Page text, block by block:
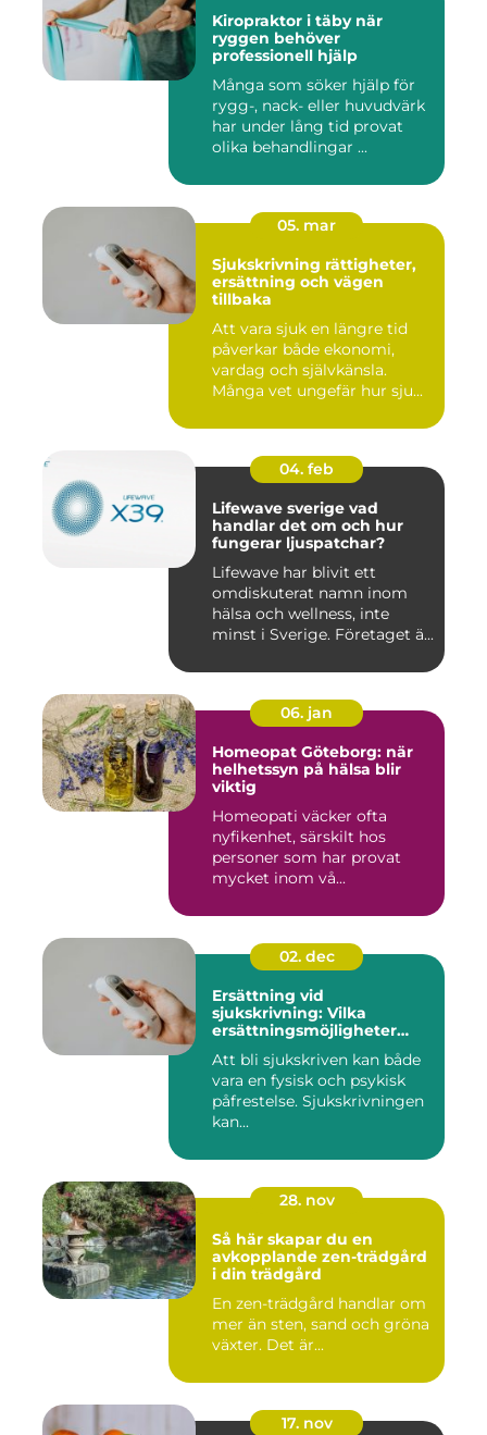
Kiropraktor i täby när
ryggen behöver
professionell hjälp
Många som söker hjälp för
rygg-, nack- eller huvudvärk
har under lång tid provat
olika behandlingar ...
05. mar
Sjukskrivning rättigheter,
ersättning och vägen
tillbaka
Att vara sjuk en längre tid
påverkar både ekonomi,
vardag och självkänsla.
Många vet ungefär hur sju...
04. feb
Lifewave sverige vad
handlar det om och hur
fungerar ljuspatchar?
Lifewave har blivit ett
omdiskuterat namn inom
hälsa och wellness, inte
minst i Sverige. Företaget ä...
06. jan
Homeopat Göteborg: när
helhetssyn på hälsa blir
viktig
Homeopati väcker ofta
nyfikenhet, särskilt hos
personer som har provat
mycket inom vå...
02. dec
Ersättning vid
sjukskrivning: Vilka
ersättningsmöjligheter
Att bli sjukskriven kan både
vara en fysisk och psykisk
påfrestelse. Sjukskrivningen
kan...
28. nov
Så här skapar du en
avkopplande zen-trädgård
i din trädgård
En zen-trädgård handlar om
mer än sten, sand och gröna
växter. Det är...
17. nov